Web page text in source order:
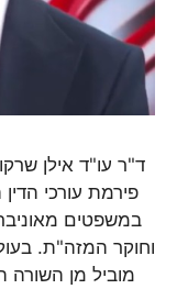
ד"ר עו"ד אילן
וחוקר המזה"ת.
מוביל מן השורה